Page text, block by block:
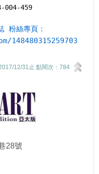
004-459
粉絲專頁：
148480315259703
12/31止 點閱次：784
28號